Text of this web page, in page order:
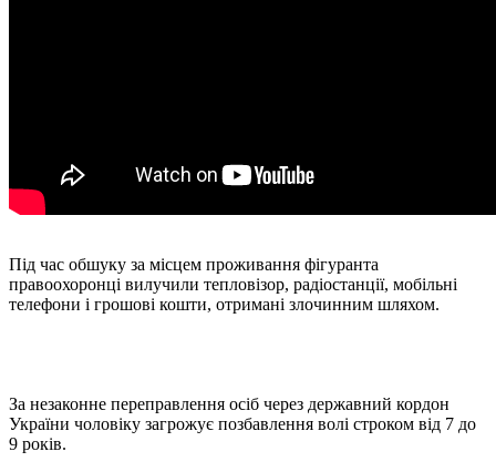
Під час обшуку за місцем проживання фігуранта
правоохоронці вилучили тепловізор, радіостанції, мобільні
телефони і грошові кошти, отримані злочинним шляхом.
За незаконне переправлення осіб через державний кордон
України чоловіку загрожує позбавлення волі строком від 7 до
9 років.